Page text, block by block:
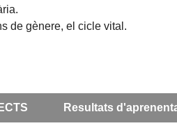
de gènere, el cicle vital.
ECTS Resultats